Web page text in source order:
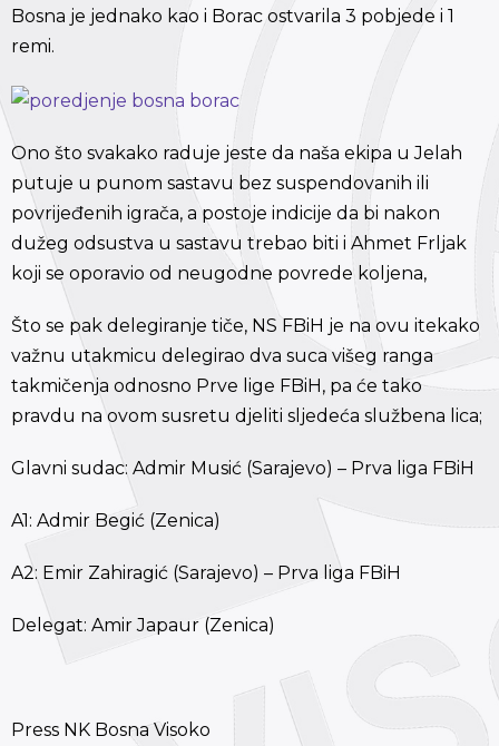
Bosna je jednako kao i Borac ostvarila 3 pobjede i 1
remi.
Ono što svakako raduje jeste da naša ekipa u Jelah
putuje u punom sastavu bez suspendovanih ili
povrijeđenih igrača, a postoje indicije da bi nakon
dužeg odsustva u sastavu trebao biti i Ahmet Frljak
koji se oporavio od neugodne povrede koljena,
Što se pak delegiranje tiče, NS FBiH je na ovu itekako
važnu utakmicu delegirao dva suca višeg ranga
takmičenja odnosno Prve lige FBiH, pa će tako
pravdu na ovom susretu djeliti sljedeća službena lica;
Glavni sudac: Admir Musić (Sarajevo) – Prva liga FBiH
A1: Admir Begić (Zenica)
A2: Emir Zahiragić (Sarajevo) – Prva liga FBiH
Delegat: Amir Japaur (Zenica)
Press NK Bosna Visoko